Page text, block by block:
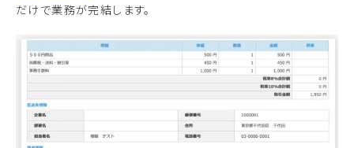
だけで業務が完結します。